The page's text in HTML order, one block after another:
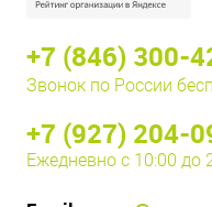
+7 (846) 300-
Звонок по России
+7 (927) 204-
Ежедневно с 10:00 до